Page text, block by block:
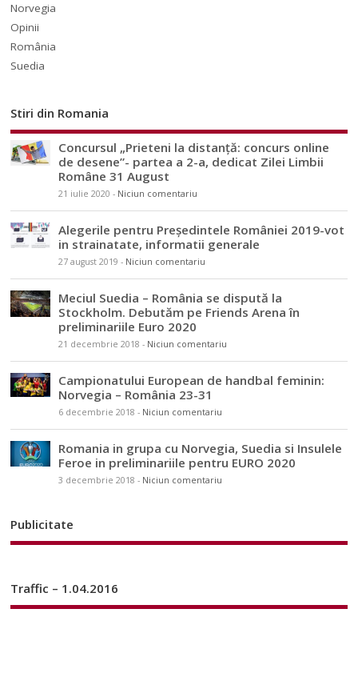
Norvegia
Opinii
România
Suedia
Stiri din Romania
Concursul „Prieteni la distanță: concurs online
de desene”- partea a 2-a, dedicat Zilei Limbii
Române 31 August
21 iulie 2020 - Niciun comentariu
Alegerile pentru Președintele României 2019-vot
in strainatate, informatii generale
27 august 2019 - Niciun comentariu
Meciul Suedia – România se dispută la
Stockholm. Debutăm pe Friends Arena în
preliminariile Euro 2020
21 decembrie 2018 - Niciun comentariu
Campionatului European de handbal feminin:
Norvegia – România 23-31
6 decembrie 2018 - Niciun comentariu
Romania in grupa cu Norvegia, Suedia si Insulele
Feroe in preliminariile pentru EURO 2020
3 decembrie 2018 - Niciun comentariu
Publicitate
Traffic – 1.04.2016